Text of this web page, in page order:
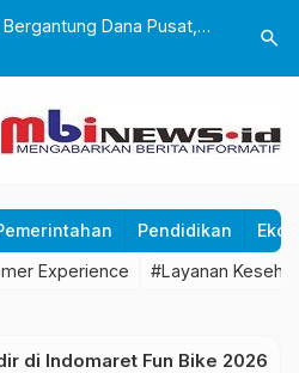
Dana Pusat,
Wali
Boleh
search
Pendidikan
Experience #Layanan
di Indomaret Fun Bike 2026